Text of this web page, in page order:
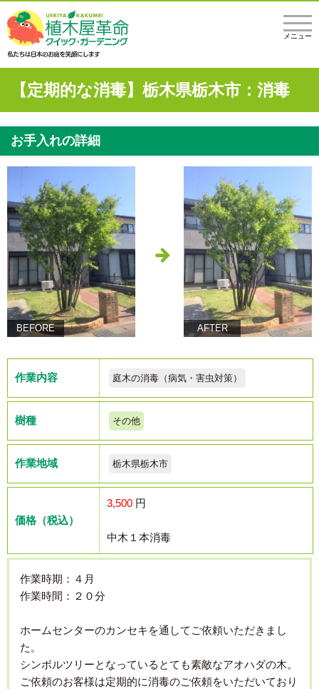
メニュー
【定期的な消毒】栃木県栃木市：消毒
お手入れの詳細
BEFORE AFTER
作業内容 庭木の消毒（病気・害虫対策）
樹種 その他
作業地域 栃木県栃木市
価格（税込）
3,500 円
中木１本消毒
作業時期：４月
作業時間：２０分
ホームセンターのカンセキを通してご依頼いただきまし
た。
シンボルツリーとなっているとても素敵なアオハダの木。
ご依頼のお客様は定期的に消毒のご依頼をいただいており